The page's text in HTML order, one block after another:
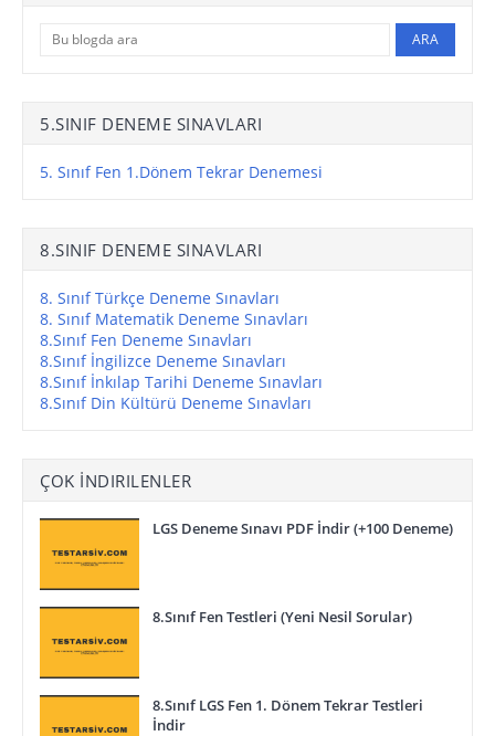
5.SINIF DENEME SINAVLARI
5. Sınıf Fen 1.Dönem Tekrar Denemesi
8.SINIF DENEME SINAVLARI
8. Sınıf Türkçe Deneme Sınavları
8. Sınıf Matematik Deneme Sınavları
8.Sınıf Fen Deneme Sınavları
8.Sınıf İngilizce Deneme Sınavları
8.Sınıf İnkılap Tarihi Deneme Sınavları
8.Sınıf Din Kültürü Deneme Sınavları
ÇOK İNDIRILENLER
LGS Deneme Sınavı PDF İndir (+100 Deneme)
8.Sınıf Fen Testleri (Yeni Nesil Sorular)
8.Sınıf LGS Fen 1. Dönem Tekrar Testleri
İndir